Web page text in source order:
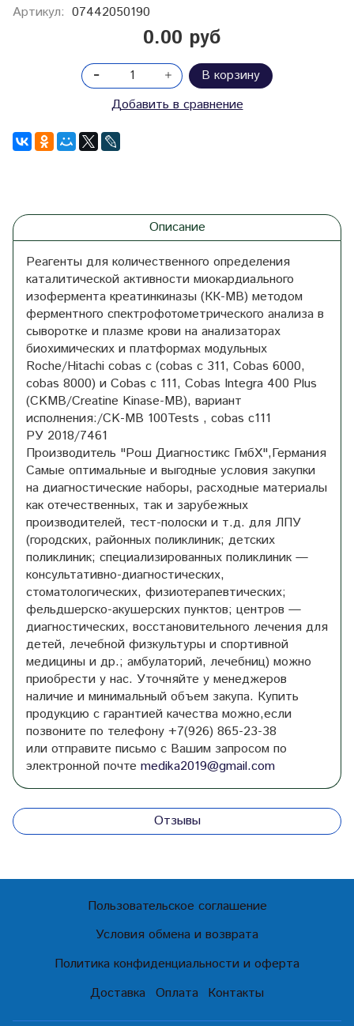
Артикул: 07442050190
0.00 руб
В корзину
Добавить в сравнение
Описание
Реагенты для количественного определения
каталитической активности миокардиального
изофермента креатинкиназы (КК-MB) методом
ферментного спектрофотометрического анализа в
сыворотке и плазме крови на анализаторах
биохимических и платформах модульных
Roche/Hitachi cobas c (cobas c 311, Сobas 6000,
сobas 8000) и Сobas c 111, Cobas Integra 400 Plus
(CKMB/Сreatine Kinase-MB), вариант
исполнения:/CK-MB 100Tests , cobas c111
РУ 2018/7461
Производитель "Рош Диагностикс ГмбХ",Германия
Самые оптимальные и выгодные условия закупки
на диагностические наборы, расходные материалы
как отечественных, так и зарубежных
производителей, тест-полоски и т.д. для ЛПУ
(городских, районных поликлиник; детских
поликлиник; специализированных поликлиник —
консультативно-диагностических,
стоматологических, физиотерапевтических;
фельдшерско-акушерских пунктов; центров —
диагностических, восстановительного лечения для
детей, лечебной физкультуры и спортивной
медицины и др.; амбулаторий, лечебниц) можно
приобрести у нас. Уточняйте у менеджеров
наличие и минимальный объем закупа. Купить
продукцию с гарантией качества можно,если
позвоните по телефону +7(926) 865-23-38
или отправите письмо с Вашим запросом по
электронной почте medika2019@gmail.com
Отзывы
Пользовательское соглашение
Условия обмена и возврата
Политика конфиденциальности и оферта
Доставка
Оплата Контакты